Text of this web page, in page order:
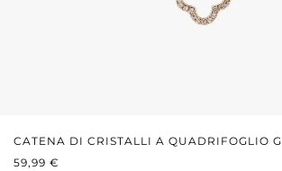
CATENA DI CRISTALLI A QUADRIFOGLIO G
PREZZO NORMALE:
59,99 €